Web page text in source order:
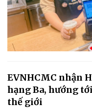
EVNHCMC nhận
hạng Ba, hướng
thế giới